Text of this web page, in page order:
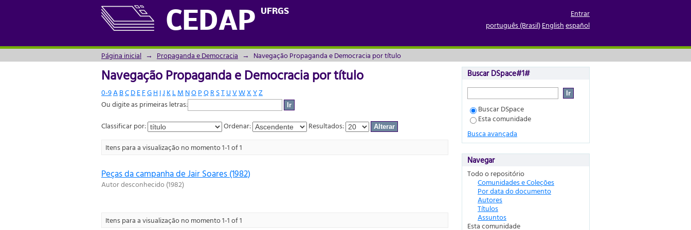
CEDAP UFRGS
Navegação Propaganda e Democracia por título
Entrar
português (Brasil)Englishespañol
Página inicial → Propaganda e Democracia → Navegação Propaganda e Democracia por título
Navegação Propaganda e Democracia por título
0-9ABCDEFGH IJ KLM NOPQRSTUVWXYZ
Ou digite as primeiras letras:
Classificar por:
Ordenar:
Resultados:
Itens para a visualização no momento 1-1 of 1
Peças da campanha de Jair Soares (1982)
Autor desconhecido(1982)
Itens para a visualização no momento 1-1 of 1
Buscar DSpace#1#
Buscar DSpace
Esta comunidade
Busca avançada
Navegar
Todo o repositório
Comunidades e Coleções
Por data do documento
Autores
Títulos
Assuntos
Esta comunidade